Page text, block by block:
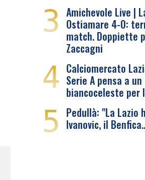
3 Amichevole Live |
Ostiamare 4-0:
match. Doppiette
Zaccagni
4 Calciomercato
Serie A pensa a un
biancoceleste per
5 Pedullà: "La Lazio
Ivanovic, il